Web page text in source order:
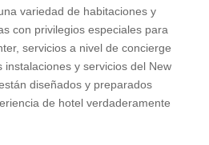
variedad de habitaciones y
con privilegios especiales para
servicios a nivel de concierge
y servicios del New
diseñados y preparados
de hotel verdaderamente